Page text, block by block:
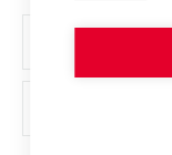
Ochrana osobních